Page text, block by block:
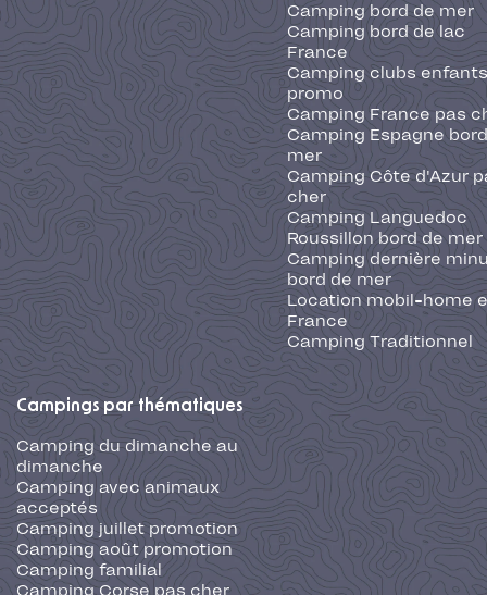
Camping bord de mer
Camping bord de lac
France
Camping clubs
promo
Camping France pas
Camping Espagne
mer
Camping Côte d'Azur
cher
Camping Languedoc
Roussillon bord de mer
Camping dernière
bord de mer
Location mobil-home
France
Camping Traditionnel
Campings par thématiques
Camping du dimanche au
dimanche
Camping avec animaux
acceptés
Camping juillet promotion
Camping août promotion
Camping familial
Camping Corse pas cher